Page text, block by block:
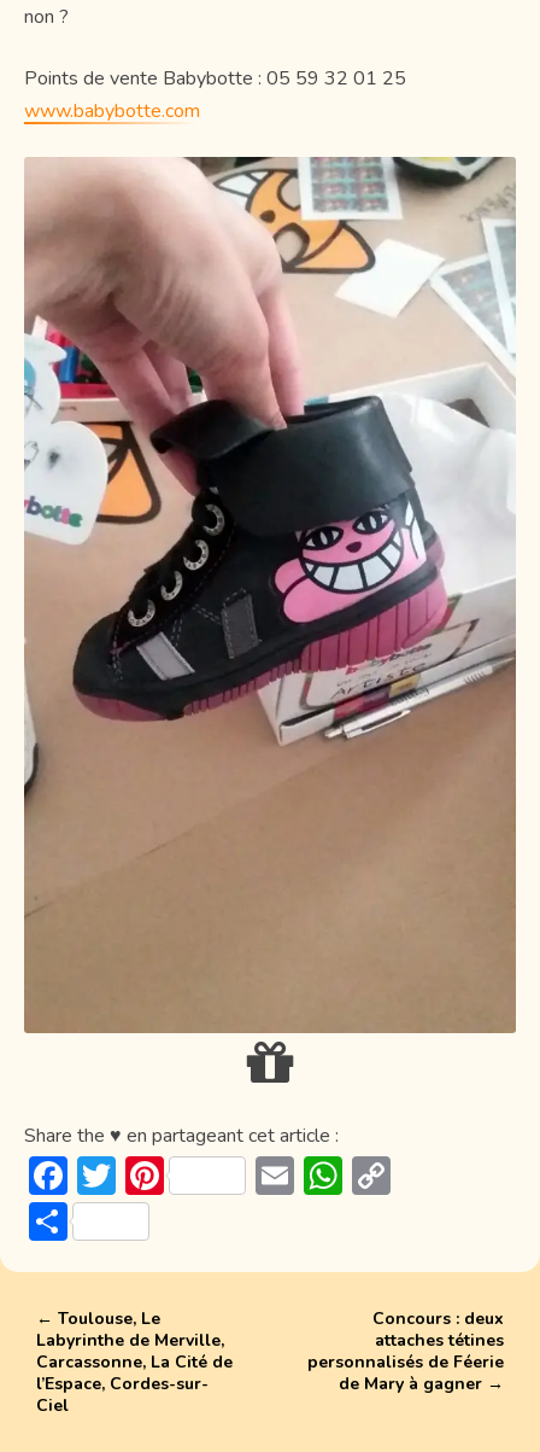
non ?
Points de vente Babybotte : 05 59 32 01 25
www.babybotte.com
Share the ♥ en partageant cet article :
F
ac
e
o
ok
T
w
itt
Pi
st
E W
p
p
Li
n
k
P
ar
ta
g
er
← Toulouse, Le
Labyrinthe de Merville,
Carcassonne, La Cité de
l’Espace, Cordes-sur-
Ciel
Concours : deux
attaches tétines
personnalisés de Féerie
de Mary à gagner →